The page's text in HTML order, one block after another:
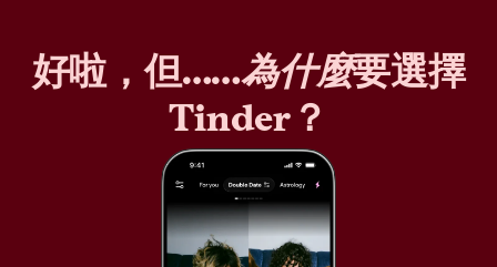
好啦，但……為什麼要選擇
Tinder？